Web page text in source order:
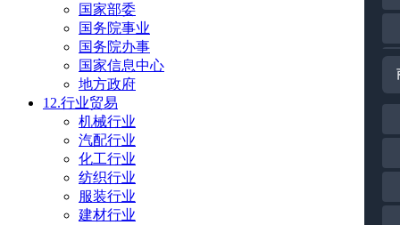
国家部委
国务院事业
国务院办事
国家信息中心
地方政府
12.行业贸易
机械行业
汽配行业
化工行业
纺织行业
服装行业
建材行业